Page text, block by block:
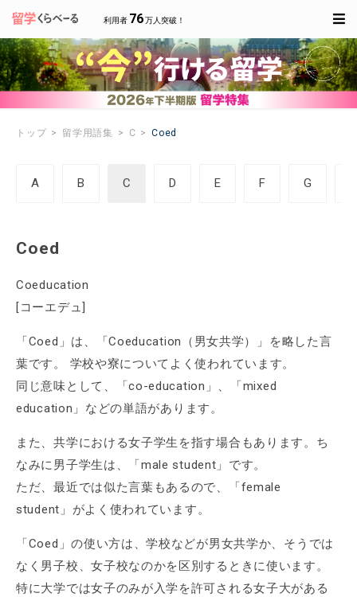
利用者 76万人突破！
トップ 留学用語集 C Coed
A B C D E F G
Coed
Coeducation
[コーエデュ]
「Coed」は、「Coeducation（男女共学）」を略した言
葉です。 学校や寮についてよく使われています。
同じ意味として、「co-education」、「mixed
education」などの単語があります。
また、共学における女子学生を指す場合もあります。ち
なみに男子学生は、「male student」です。
ただ、最近では似た言葉もあるので、「female
student」がよく使われています。
「Coed」の使い方は、学校などが男女共学か、そうでは
なく男子校、女子校なのかを区別するときに使います。
特に大学では女子のみが入学を許可される女子大がある